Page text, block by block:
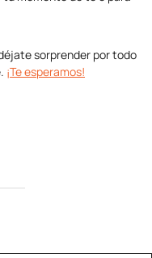
déjate sorprender por todo
¡Te esperamos!